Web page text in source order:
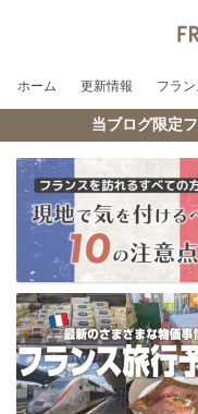
ホーム 更新情報 フラ
当ブログ限定